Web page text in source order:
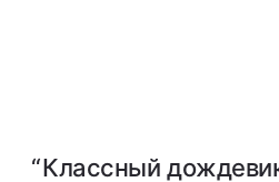
“Классный